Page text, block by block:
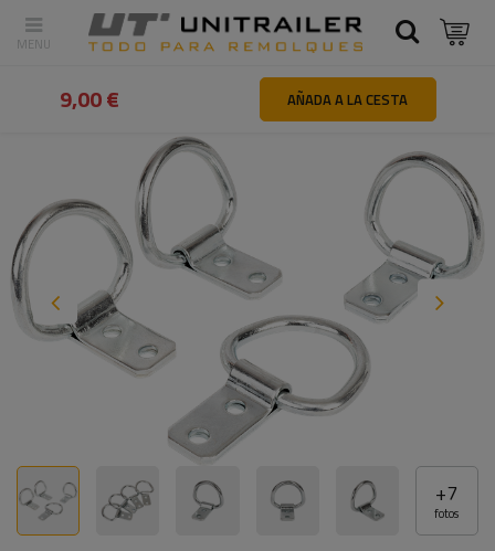
Atrás Inicio Piezas y accesorios de remolques Fijaciones y
+7
fotos
9,00 € AÑADA A LA CESTA